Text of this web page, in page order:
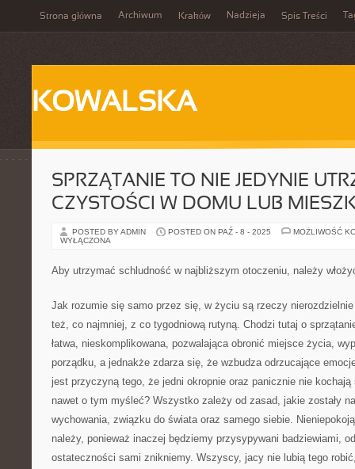
Strona główna Archiwum Kraków Nadzieja Spis Treści
KOWALSKA
SPRZĄTANIE TO NIE JEDYNIE
CZYSTOŚCI W DOMU LUB
POSTED BY ADMIN POSTED ON PAŹ - 8 - 2025
MOŻLIWOŚĆ
WYŁĄCZONA
Aby utrzymać schludność w najbliższym otoczeniu, należy
Jak rozumie się samo przez się, w życiu są rzeczy
też, co najmniej, z co tygodniową rutyną. Chodzi tutaj o
łatwa, nieskomplikowana, pozwalająca obronić miejsce życia,
porządku, a jednakże zdarza się, że wzbudza odrzucające
jest przyczyną tego, że jedni okropnie oraz panicznie nie
nawet o tym myśleć? Wszystko zależy od zasad, jakie zostały
wychowania, związku do świata oraz samego siebie.
należy, ponieważ inaczej będziemy przysypywani badziewiami,
ostateczności sami znikniemy. Wszyscy, jacy nie lubią tego